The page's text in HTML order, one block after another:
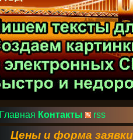
Главная Контакты rss
Цены и форма заявки